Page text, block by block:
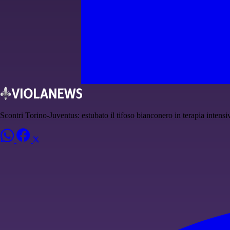
Scontri Torino-Juventus: estubato il tifoso bianconero in terapia